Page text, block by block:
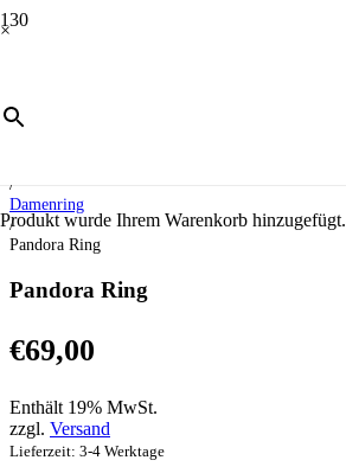
×
Produkt wurde Ihrem Warenkorb hinzugefügt.
/
Schmuck
/
Damenring
/
Pandora Ring
Pandora Ring
€69,00
Enthält 19% MwSt.
zzgl. Versand
Lieferzeit: 3-4 Werktage